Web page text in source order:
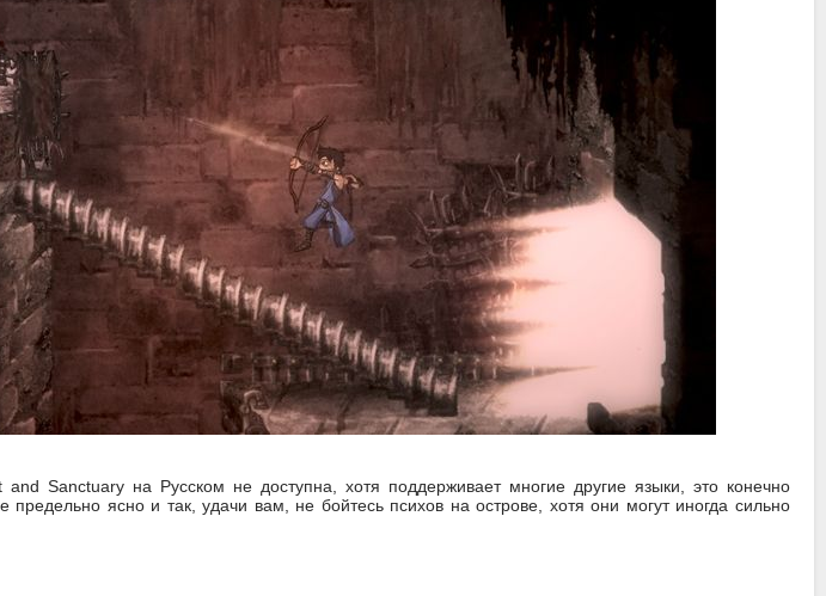
and Sanctuary на Русском не доступна, хотя поддерживает многие другие языки, это конечно
предельно ясно и так, удачи вам, не бойтесь психов на острове, хотя они могут иногда сильно